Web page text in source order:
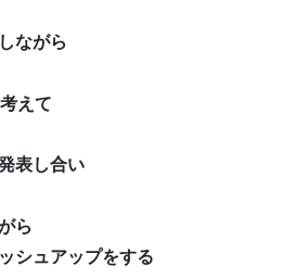
ながら
えて
表し合い
ら
シュアップをする